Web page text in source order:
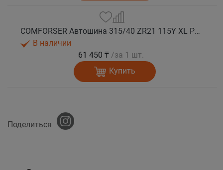
COMFORSER Автошина 315/40 ZR21 115Y XL PURESPEED лето
В наличии
61 450 ₸ /за 1 шт.
Купить
Поделиться